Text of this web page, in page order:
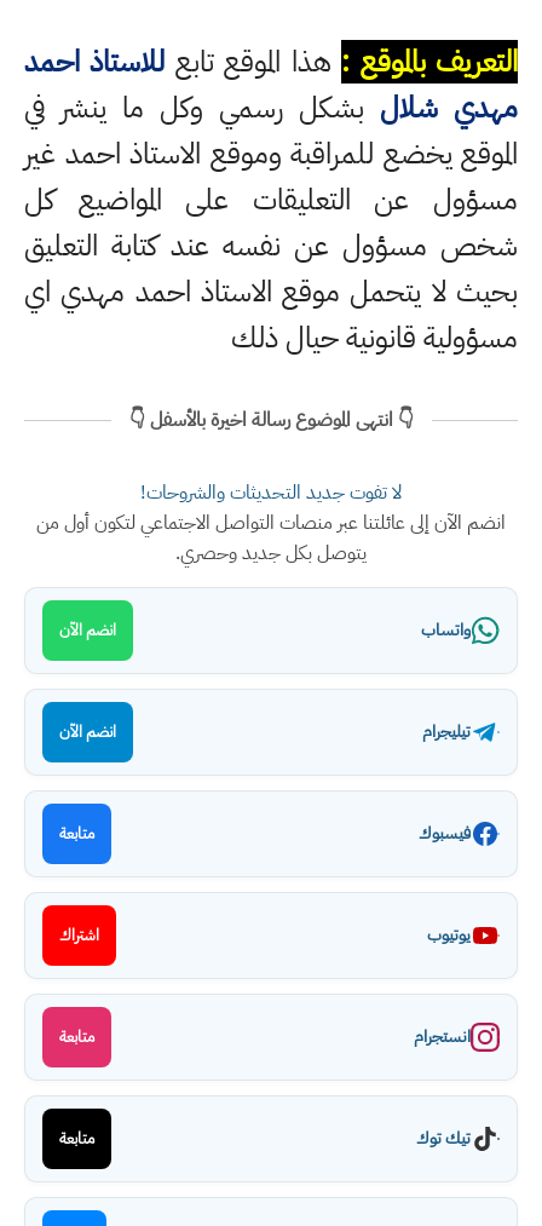
التعريف بالموقع : هذا الموقع تابع للاستاذ احمد
مهدي شلال بشكل رسمي وكل ما ينشر في
الموقع يخضع للمراقبة وموقع الاستاذ احمد غير
مسؤول عن التعليقات على المواضيع كل
شخص مسؤول عن نفسه عند كتابة التعليق
بحيث لا يتحمل موقع الاستاذ احمد مهدي اي
مسؤولية قانونية حيال ذلك
👇 انتهى الموضوع رسالة اخيرة بالأسفل 👇
لا تفوت جديد التحديثات والشروحات!
انضم الآن إلى عائلتنا عبر منصات التواصل الاجتماعي لتكون أول من
يتوصل بكل جديد وحصري.
واتساب انضم الآن
تيليجرام انضم الآن
فيسبوك متابعة
يوتيوب اشتراك
انستجرام متابعة
تيك توك متابعة